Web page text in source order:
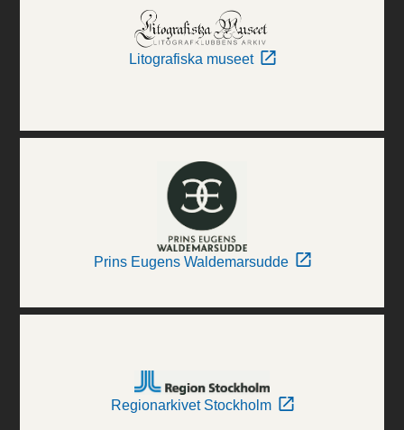
Litografiska museet
Prins Eugens Waldemarsudde
Regionarkivet Stockholm